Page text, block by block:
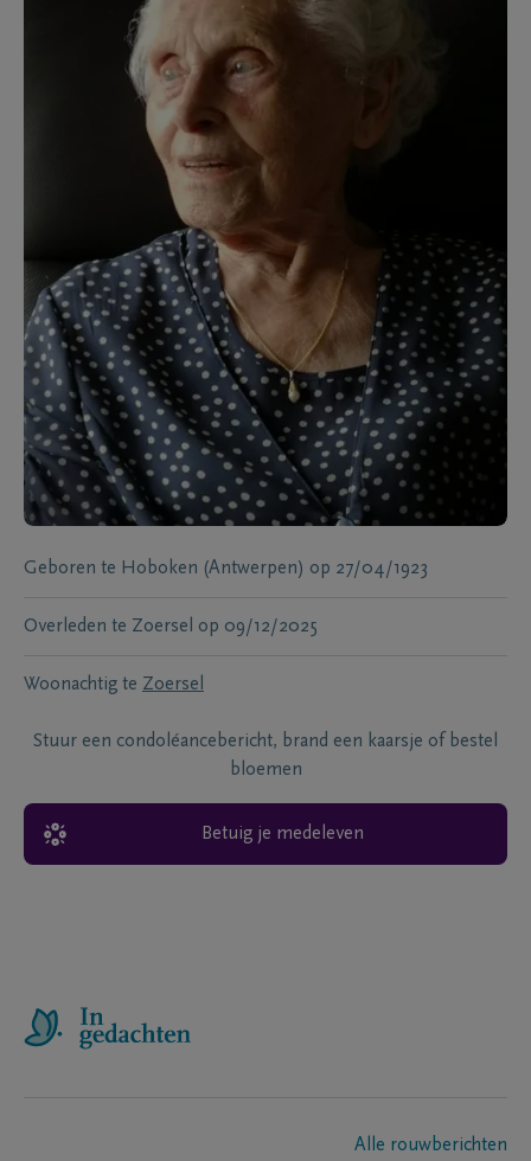
Geboren te Hoboken (Antwerpen) op 27/04/1923
Overleden te Zoersel op 09/12/2025
Woonachtig te Zoersel
Stuur een condoléancebericht, brand een kaarsje of bestel
bloemen
Betuig je medeleven
Alle rouwberichten